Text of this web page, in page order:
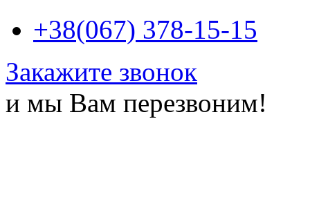
+38(067) 378-15-15
Закажите звонок
и мы Вам перезвоним!